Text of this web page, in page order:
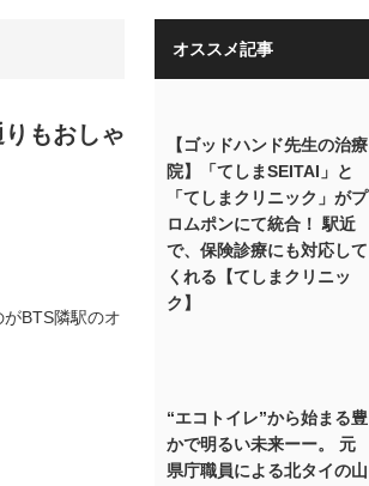
もおしゃ
BTS隣駅のオ
オススメ記事
【ゴッドハンド先生の治療
院】「てしまSEITAI」と
「てしまクリニック」がプ
ロムポンにて統合！ 駅近
で、保険診療にも対応して
くれる【てしまクリニッ
ク】
“エコトイレ”から始まる豊
かで明るい未来ーー。 元
県庁職員による北タイの山